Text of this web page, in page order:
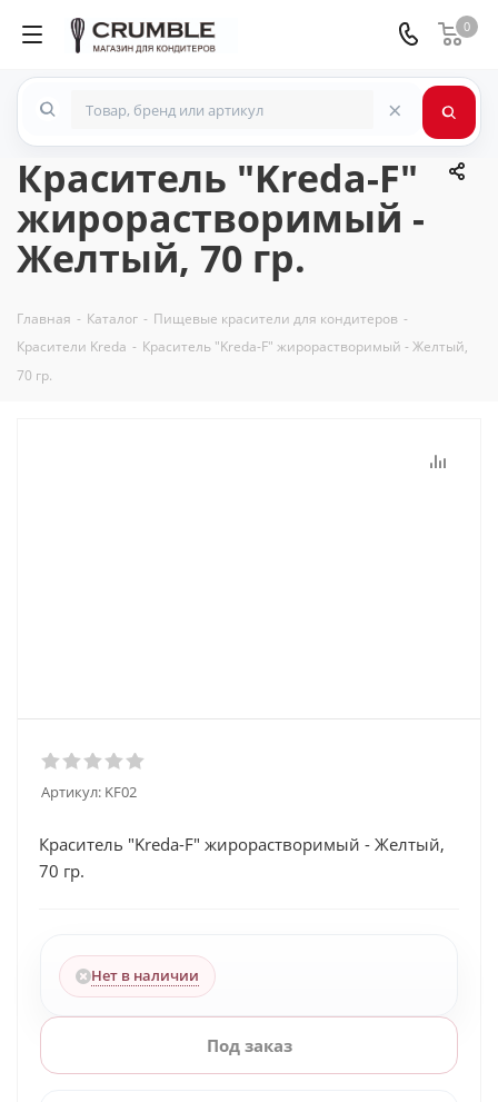
0
×
Краситель "Kreda-F"
жирорастворимый -
Желтый, 70 гр.
Главная - Каталог - Пищевые красители для кондитеров -
Красители Kreda - Краситель "Kreda-F" жирорастворимый - Желтый,
70 гр.
Артикул: KF02
Краситель "Kreda-F" жирорастворимый - Желтый,
70 гр.
Нет в наличии
Под заказ